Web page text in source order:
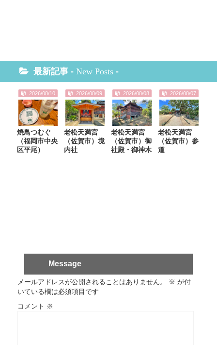
最新記事 - New Posts -
2026/08/10
焼鳥つむぐ
（福岡市中央
区平尾）
2026/08/09
老松天満宮
（佐賀市）境
内社
2026/08/08
老松天満宮
（佐賀市）御
社殿・御神木
2026/08/07
老松天満宮
（佐賀市）参
道
Message
メールアドレスが公開されることはありません。 ※ が付
いている欄は必須項目です
コメント ※